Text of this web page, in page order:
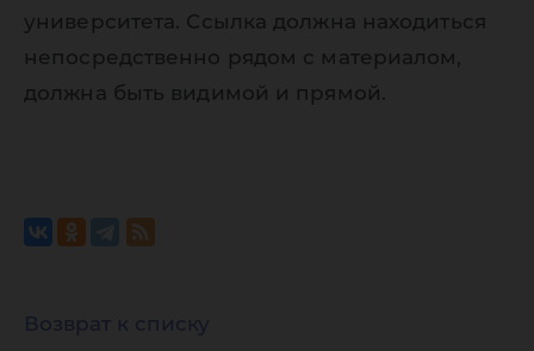
университета. Ссылка должна находиться
непосредственно рядом с материалом,
должна быть видимой и прямой.
Возврат к списку